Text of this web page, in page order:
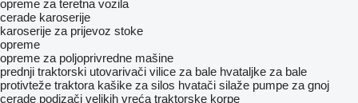
оpremе za teretna vozila
cerade karoserije
karoserije za prijevoz stoke
opreme
opreme za poljoprivredne mašine
prednji traktorski utovarivači vilice za bale hvataljke za bale
protivteže traktora kašike za silos hvatači silaže pumpe za gnoj
cerade podizači velikih vreća traktorske korpe